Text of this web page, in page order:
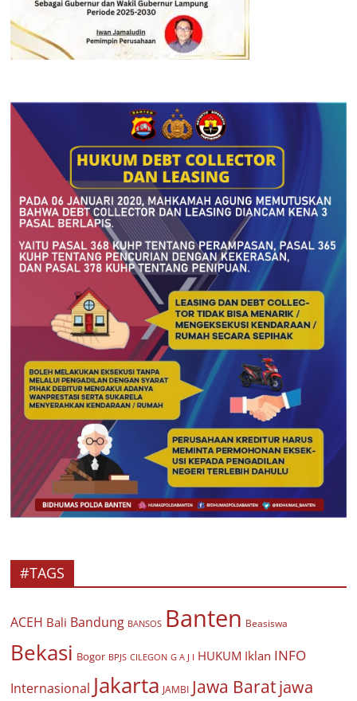
#TAGS
ACEH Bali Bandung BANSOS Banten Beasiswa
Bekasi Bogor BPJS CILEGON G A J I HUKUM Iklan INFO
Internasional Jakarta JAMBI Jawa Baratjawa